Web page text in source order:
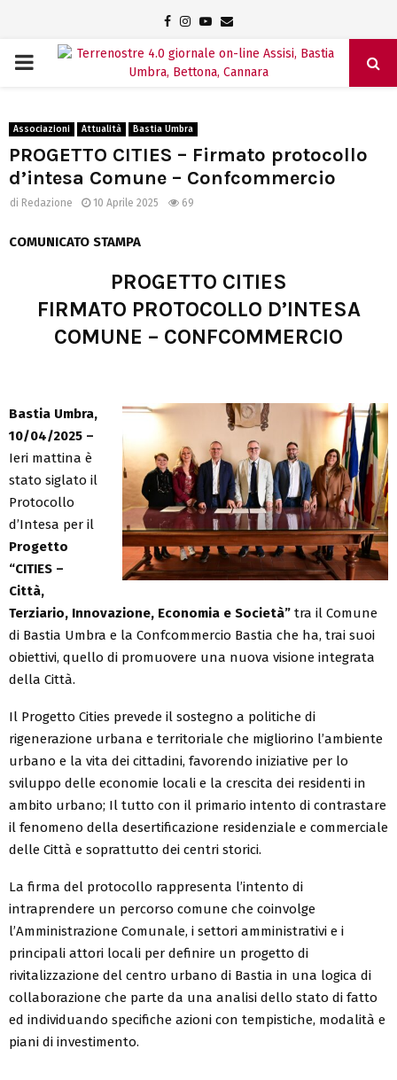
Facebook
Instagram
Youtube
Email
PRIMARY
Associazioni Attualità Bastia Umbra
PROGETTO CITIES – Firmato protocollo
d’intesa Comune – Confcommercio
di Redazione 10 Aprile 2025 69
COMUNICATO STAMPA
PROGETTO CITIES
FIRMATO PROTOCOLLO D’INTESA
COMUNE – CONFCOMMERCIO
Bastia Umbra,
10/04/2025 –
Ieri mattina è
stato siglato il
Protocollo
d’Intesa per il
Progetto
“CITIES –
Città,
Terziario, Innovazione, Economia e Società” tra il Comune
di Bastia Umbra e la Confcommercio Bastia che ha, trai suoi
obiettivi, quello di promuovere una nuova visione integrata
della Città.
Il Progetto Cities prevede il sostegno a politiche di
rigenerazione urbana e territoriale che migliorino l’ambiente
urbano e la vita dei cittadini, favorendo iniziative per lo
sviluppo delle economie locali e la crescita dei residenti in
ambito urbano; Il tutto con il primario intento di contrastare
il fenomeno della desertificazione residenziale e commerciale
delle Città e soprattutto dei centri storici.
La firma del protocollo rappresenta l’intento di
intraprendere un percorso comune che coinvolge
l’Amministrazione Comunale, i settori amministrativi e i
principali attori locali per definire un progetto di
rivitalizzazione del centro urbano di Bastia in una logica di
collaborazione che parte da una analisi dello stato di fatto
ed individuando specifiche azioni con tempistiche, modalità e
piani di investimento.